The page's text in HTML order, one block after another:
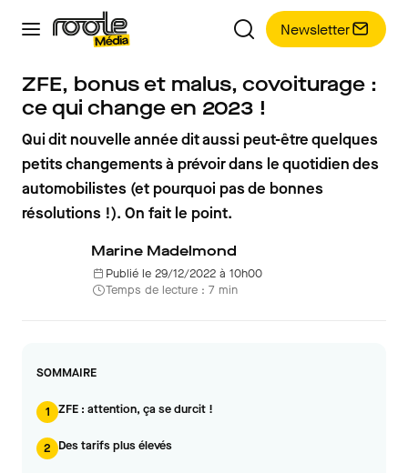
Newsletter
ZFE, bonus et malus, covoiturage :
ce qui change en 2023 !
Qui dit nouvelle année dit aussi peut-être quelques
petits changements à prévoir dans le quotidien des
automobilistes (et pourquoi pas de bonnes
résolutions !). On fait le point.
Marine Madelmond
Publié le 29/12/2022 à 10h00
Temps de lecture : 7 min
SOMMAIRE
1 ZFE : attention, ça se durcit !
2 Des tarifs plus élevés